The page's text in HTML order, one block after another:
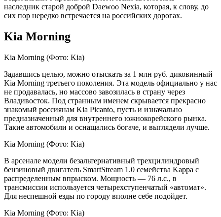
наследник старой доброй Daewoo Nexia, которая, к слову, до
сих пор нередко встречается на российских дорогах.
Kia Morning
Kia Morning (Фото: Kia)
Задавшись целью, можно отыскать за 1 млн руб. диковинный
Kia Morning третьего поколения. Эта модель официально у нас
не продавалась, но массово завозилась в страну через
Владивосток. Под странным именем скрывается прекрасно
знакомый россиянам Kia Picanto, пусть и изначально
предназначенный для внутреннего южнокорейского рынка.
Такие автомобили и оснащались богаче, и выглядели лучше.
Kia Morning (Фото: Kia)
В арсенале модели безальтернативный трехцилиндровый
бензиновый двигатель SmartStream 1.0 семейства Kappa с
распределенным впрыском. Мощность — 76 л.с., в
трансмиссии используется четырехступенчатый «автомат».
Для неспешной езды по городу вполне себе подойдет.
Kia Morning (Фото: Kia)